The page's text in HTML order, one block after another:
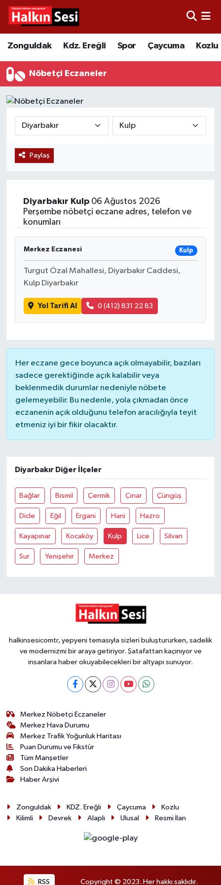
Zonguldak Kdz. Ereğli Spor Çaycuma Kozlu
Nöbetçi Eczaneler
Paylaş
Diyarbakır Kulp06 Ağustos 2026
Perşembe nöbetçi eczane adres, telefon ve
konumları
Merkez Eczanesi Kulp
Turgut Özal Mahallesi, Diyarbakır Caddesi,
Kulp Diyarbakır
Yol Tarifi Al 0 (412) 831 22 83
Her eczane gece boyunca açık olmayabilir, bazıları
sadece gerektiğinde açık kalabilir veya
beklenmedik durumlar nedeniyle nöbete
gelemeyebilir. Bu nedenle, yola çıkmadan önce
eczanenin açık olduğunu telefon aracılığıyla teyit
etmeniz iyi bir fikir olacaktır.
Diyarbakır Diğer İlçeler
Bağlar Bismil Çermik Çınar Çüngüş
Dicle Eğil Ergani Hani Hazro
Kayapınar Kocaköy Kulp Lice Silvan
Sur Yenişehir Merkez
halkinsesicomtr, yepyeni temasıyla sizleri buluştururken, sadelik
ve modernizmi bir araya getiriyor. Şatafattan kaçınıyor ve
insanlara haber okuyabilecekleri bir altyapı sunuyor.
Merkez Nöbetçi Eczaneler
Merkez Hava Durumu
Merkez Trafik Yoğunluk Haritası
Puan Durumu ve Fikstür
Tüm Manşetler
Son Dakika Haberleri
Haber Arşivi
Zonguldak KDZ. Ereğli Çaycuma
Kozlu
Kilimli
Devrek Alaplı Ulusal Resmi İlan
RSS Copyright © 2023. Her hakkı saklıdır.
Video
Yazarlar
Çaycuma
KDZ. Ereğli
Alaplı
Asayiş
Karabük
Devrek
ÇEVRE
BİLİM VE TEKNOLOJİ
Düzce
Eğitim
Ekonomi
Genel
Gökçebey
GÜNDEM
İş ilanı
Kilimli
Kültür - Sanat
Resmi İlan
Röportaj
SİYASET
Spor
Ulusal
Merkez Hava Durumu
Merkez Trafik Yoğunluk Haritası
Tüm Manşetler
Son Dakika Haberleri